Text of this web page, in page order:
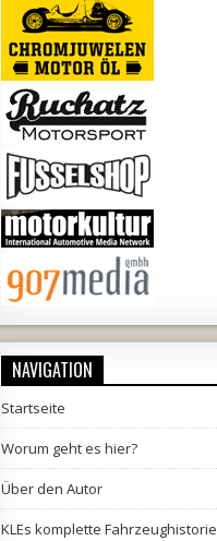
NAVIGATION
Startseite
Worum geht es hier?
Über den Autor
KLEs komplette Fahrzeughistorie